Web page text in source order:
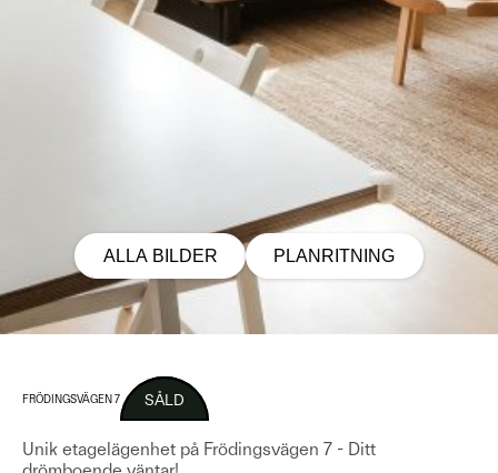
ALLA BILDER PLANRITNING
FRÖDINGSVÄGEN 7 SÅLD
Unik etagelägenhet på Frödingsvägen 7 - Ditt